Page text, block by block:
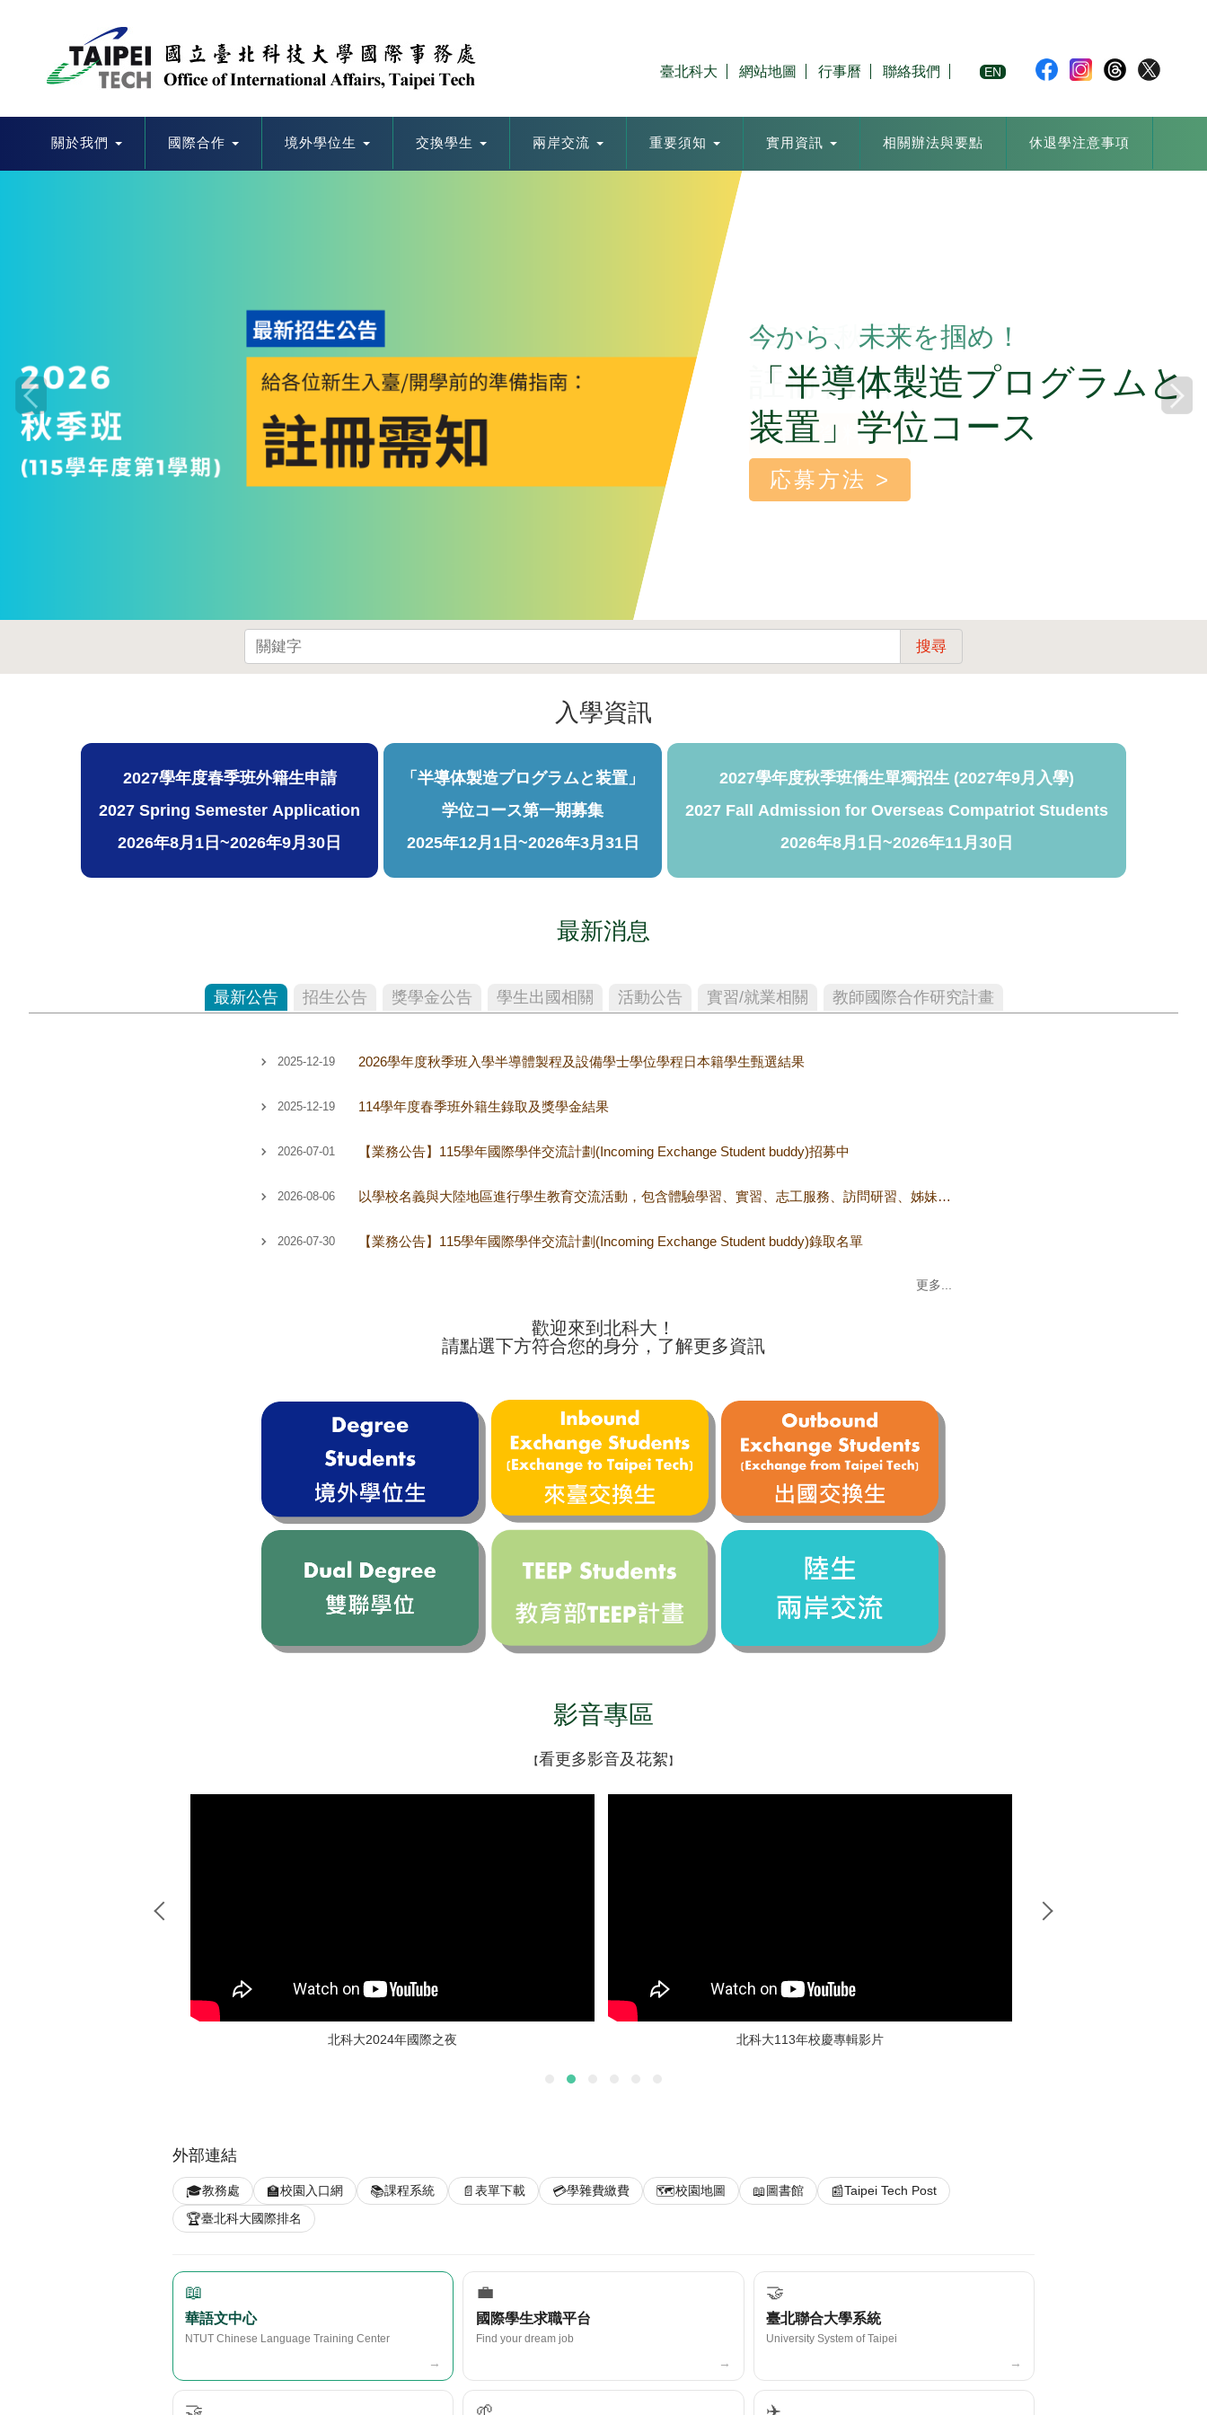
臺北科大 網站地圖 行事曆 聯絡我們 EN
關於我們 國際合作 境外學位生 交換學生 兩岸交流 重要須知 實用資訊 相關辦法與要點 休退學注意事項
今から、未来を掴め！
「半導体製造プログラムと
装置」学位コース
応募方法 >
Previous Next
搜尋
入學資訊
2027學年度春季班外籍生申請
2027 Spring Semester Application
2026年8月1日~2026年9月30日
「半導体製造プログラムと装置」
学位コース第一期募集
2025年12月1日~2026年3月31日
2027學年度秋季班僑生單獨招生 (2027年9月入學)
2027 Fall Admission for Overseas Compatriot Students
2026年8月1日~2026年11月30日
最新消息
最新公告 招生公告 獎學金公告 學生出國相關 活動公告 實習/就業相關 教師國際合作研究計畫
2025-12-19 2026學年度秋季班入學半導體製程及設備學士學位學程日本籍學生甄選結果
2025-12-19 114學年度春季班外籍生錄取及獎學金結果
2026-07-01 【業務公告】115學年國際學伴交流計劃(Incoming Exchange Student buddy)招募中
2026-08-06 以學校名義與大陸地區進行學生教育交流活動，包含體驗學習、實習、志工服務、訪問研習、姊妹校交流、教育專題訪問交流、學生交流及其他與陸交流活動。
2026-07-30 【業務公告】115學年國際學伴交流計劃(Incoming Exchange Student buddy)錄取名單
更多...
歡迎來到北科大！
請點選下方符合您的身分，了解更多資訊
影音專區
【看更多影音及花絮】
北科大2024年國際之夜 北科大113年校慶專輯影片
外部連結
🎓教務處 🏫校園入口網 📚課程系統 📄表單下載 💳學雜費繳費 🗺️校園地圖 📖圖書館 📰Taipei Tech Post
🏆臺北科大國際排名
📖
華語文中心
NTUT Chinese Language Training Center
→
💼
國際學生求職平台
Find your dream job
→
🤝
臺北聯合大學系統
University System of Taipei
→
🤝 🌱 ✈️